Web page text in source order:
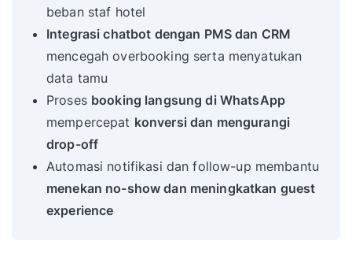
beban staf hotel
Integrasi chatbot dengan PMS dan CRM
mencegah overbooking serta menyatukan
data tamu
Proses booking langsung di WhatsApp
mempercepat konversi dan mengurangi
drop-off
Automasi notifikasi dan follow-up membantu
menekan no-show dan meningkatkan guest
experience